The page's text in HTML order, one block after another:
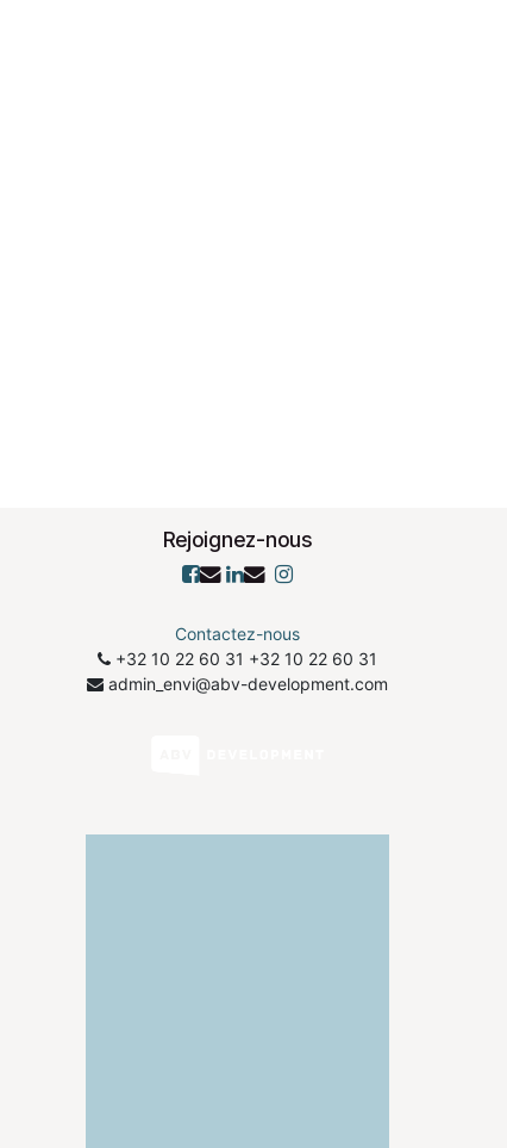
Rejoignez-nous
Contactez-nous
+32 10 22 60 31 ​+32 10 22 60 31
admin_envi@abv-development.com